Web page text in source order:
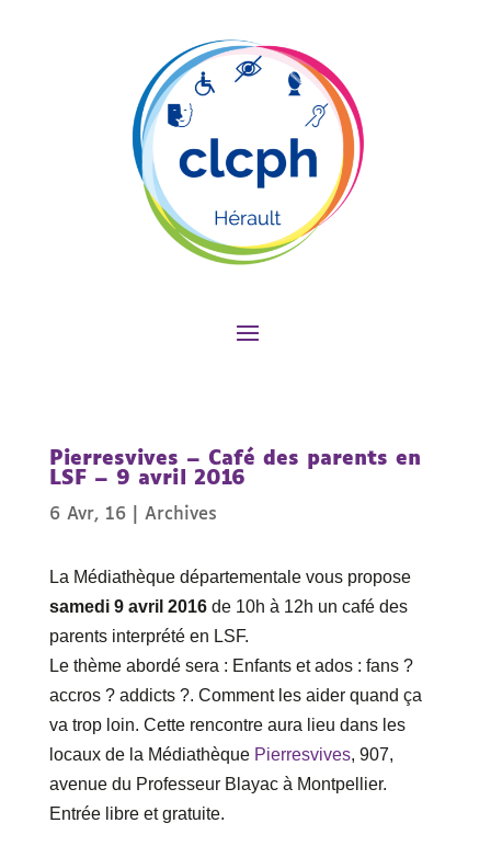
Pierresvives – Café des parents en
LSF – 9 avril 2016
6 Avr, 16| Archives
La Médiathèque départementale vous propose
samedi 9 avril 2016de 10h à 12h un café des
parents interprété en LSF.
Le thème abordé sera : Enfants et ados : fans ?
accros ? addicts ?. Comment les aider quand ça
va trop loin. Cette rencontre aura lieu dans les
locaux de la Médiathèque Pierresvives, 907,
avenue du Professeur Blayac à Montpellier.
Entrée libre et gratuite.